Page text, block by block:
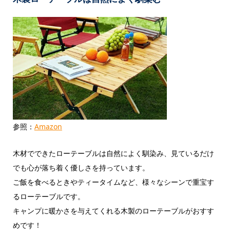
参照： Amazon
木材でできたローテーブルは自然によく馴染み、見ているだけ
でも心が落ち着く優しさを持っています。
ご飯を食べるときやティータイムなど、様々なシーンで重宝す
るローテーブルです。
キャンプに暖かさを与えてくれる木製のローテーブルがおすす
めです！